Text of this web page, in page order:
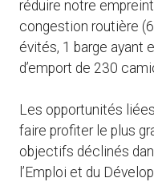
réduire notre
congestion routière
évités, 1 barge ayant
d’emport de 230
Les opportunités
faire profiter le plus
objectifs déclinés
l’Emploi et du